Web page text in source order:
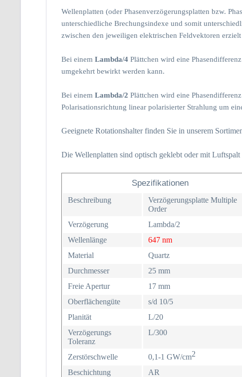
Wellenplatten (oder Phasenverzögerungsplatten bzw.
unterschiedliche Brechungsindexe und somit
zwischen den jeweiligen elektrischen Feldvektoren
Bei einem Lambda/4 Plättchen wird eine
umgekehrt bewirkt werden kann.
Bei einem Lambda/2 Plättchen wird eine
Polarisationsrichtung linear polarisierter Strahlung um
Geeignete Rotationshalter finden Sie in unserem
Die Wellenplatten sind optisch geklebt oder mit Luftspalt
Spezifikationen
Beschreibung
Verzögerungsplatte Multiple
Order
Verzögerung
Lambda/2
Wellenlänge
647 nm
Material
Quartz
Durchmesser
25 mm
Freie Apertur
17 mm
Oberflächengüte
s/d 10/5
Planität
L/20
Verzögerungs
Toleranz
L/300
Zerstörschwelle 0,1-1 GW/cm2
Beschichtung
AR